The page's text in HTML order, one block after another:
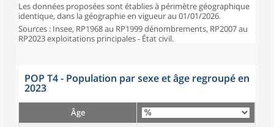
Les données proposées sont établies à périmètre géographique
identique, dans la géographie en vigueur au 01/01/2026.
Sources : Insee, RP1968 au RP1999 dénombrements, RP2007 au
RP2023 exploitations principales - État civil.
POP T4 - Population par sexe et âge regroupé en
2023
Âge